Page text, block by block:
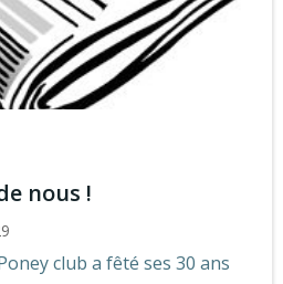
nous !
club a fêté ses 30 ans